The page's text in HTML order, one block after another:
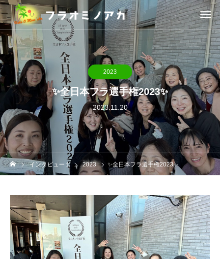
2023
✨全日本フラ選手権2023✨
2023.11.20
インタビュー１ 2023 ✨全日本フラ選手権2023✨